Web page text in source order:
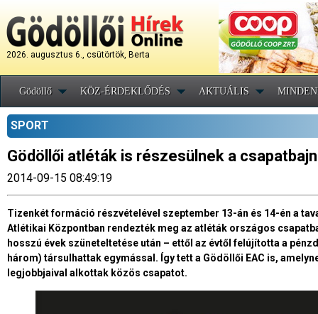
2026. augusztus 6., csütörtök, Berta
Gödöllő KÖZ-ÉRDEKLŐDÉS AKTUÁLIS
SPORT
Gödöllői atléták is részesülnek a
2014-09-15 08:49:19
Tizenkét formáció részvételével szeptember 13-án és 14-én a
Atlétikai Központban rendezték meg az atléták országos
hosszú évek szüneteltetése után – ettől az évtől felújította a
három) társulhattak egymással. Így tett a Gödöllői EAC is,
legjobbjaival alkottak közös csapatot.